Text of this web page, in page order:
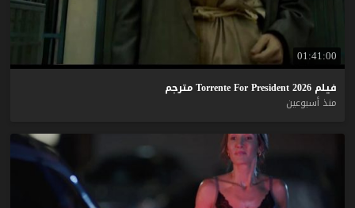
01:41:00
فيلم Torrente For President 2026
مترجم
منذ أسبوعين